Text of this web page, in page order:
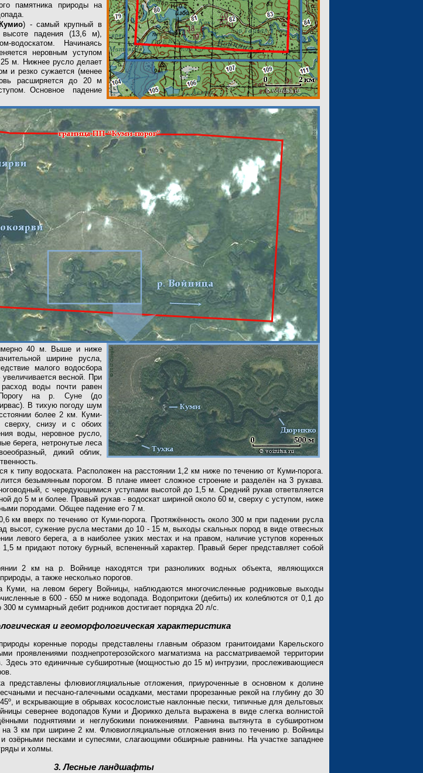
памятника природы на
Кумио) - самый крупный в
падения (13,6 м),
водоскатом. Начинаясь
неровным уступом
м. Нижнее русло делает
и резко сужается (менее
расширяется до 20 м
Основное падение
40 м. Выше и ниже
ширине русла,
малого водосбора
весной. При
воды почти равен
Порогу на р. Суне (до
В тихую погоду шум
более 2 км. Куми-
сверху, снизу и с обоих
воды, неровное русло,
берега, нетронутые леса
дикий облик,
к типу водоската. Расположен на расстоянии 1,2 км ниже по течению от Куми-порога.
безымянным порогом. В плане имеет сложное строение и разделён на 3 рукава.
с чередующимися уступами высотой до 1,5 м. Средний рукав ответвляется
до 5 м и более. Правый рукав - водоскат шириной около 60 м, сверху с уступом, ниже
породами. Общее падение его 7 м.
км вверх по течению от Куми-порога. Протяжённость около 300 м при падении русла
высот, сужение русла местами до 10 - 15 м, выходы скальных пород в виде отвесных
левого берега, а в наиболее узких местах и на правом, наличие уступов коренных
м придают потоку бурный, вспененный характер. Правый берег представляет собой
2 км на р. Войнице находятся три разноликих водных объекта, являющихся
а также несколько порогов.
Куми, на левом берегу Войницы, наблюдаются многочисленные родниковые выходы
в 600 - 650 м ниже водопада. Водопритоки (дебиты) их колеблются от 0,1 до
м суммарный дебит родников достигает порядка 20 л/с.
и геоморфологическая характеристика
коренные породы представлены главным образом гранитоидами Карельского
проявлениями позднепротерозойского магматизма на рассматриваемой территории
Здесь это единичные субширотные (мощностью до 15 м) интрузии, прослеживающиеся
представлены флювиогляциальные отложения, приуроченные в основном к долине
и песчано-галечными осадками, местами прорезанные рекой на глубину до 30
и вскрывающие в обрывах косослоистые наклонные пески, типичные для дельтовых
севернее водопадов Куми и Дюрикко дельта выражена в виде слегка волнистой
поднятиями и неглубокими понижениями. Равнина вытянута в субширотном
на 3 км при ширине 2 км. Флювиогляциальные отложения вниз по течению р. Войницы
озёрными песками и супесями, слагающими обширные равнины. На участке западнее
и холмы.
3. Лесные ландшафты